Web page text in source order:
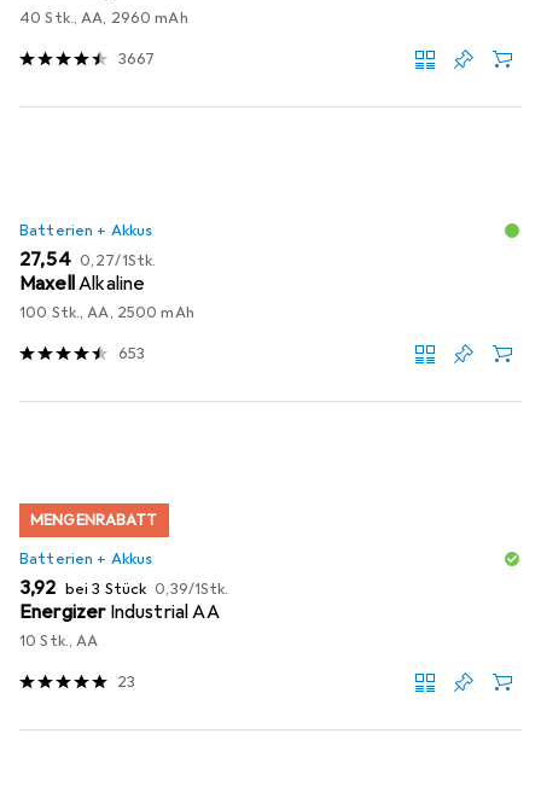
40 Stk., AA, 2960 mAh
3667
Batterien + Akkus
EUR
27,54 EUR
0,27/1Stk.
MaxellAlkaline
100 Stk., AA, 2500 mAh
653
MENGENRABATT
Batterien + Akkus
EUR
3,92 bei 3 Stück EUR
0,39/1Stk.
Energizer Industrial AA
10 Stk., AA
23